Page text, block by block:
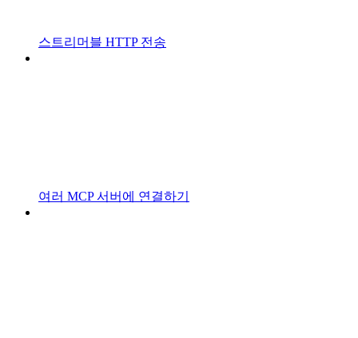
스트리머블 HTTP 전송
여러 MCP 서버에 연결하기